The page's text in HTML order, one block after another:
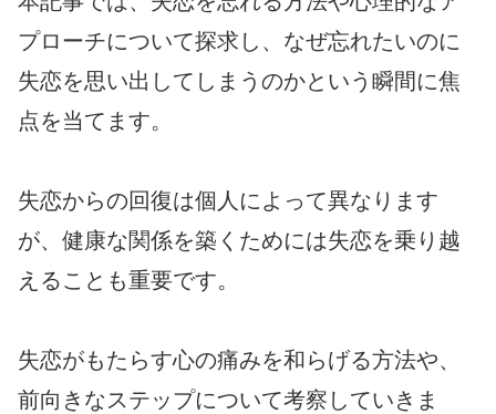
プローチについて探求し、なぜ忘れたいのに
失恋を思い出してしまうのかという瞬間に焦
点を当てます。
失恋からの回復は個人によって異なります
が、健康な関係を築くためには失恋を乗り越
えることも重要です。
失恋がもたらす心の痛みを和らげる方法や、
前向きなステップについて考察していきま